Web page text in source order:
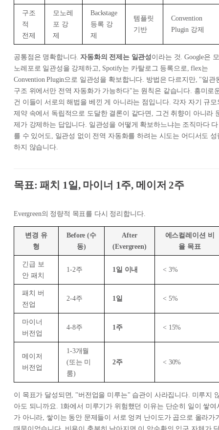
구조
적
전제
모노레
포 강
제
Backstage
등록 강
제
템플릿
기반
Convention
Plugin 강제
공통점은 명확합니다.자동화의 전제는 일관성이라는 것. Google은 모
노레포로 일관성을 강제하고, Spotify는 카탈로그 등록으로, flex는
Convention Plugin으로 일관성을 확보합니다. 방법은 다르지만, "일관
구조 위에서만 전역 자동화가 가능하다"는 원칙은 같습니다. 흥미로
건 이들이 서로의 해법을 베낀 게 아니라는 점입니다. 각자 자기 규모
제약 속에서 독립적으로 도달한 결론이 같다면, 그건 취향이 아니라
제가 강제하는 답입니다. 일관성을 어떻게 확보하느냐는 조직마다 다
를 수 있어도, 일관성 없이 전역 자동화를 하려는 시도는 어디서도 성
하지 않습니다.
목표: 패치 1일, 마이너 1주, 메이저 2주
Evergreen의 정량적 목표를 다시 정리합니다.
변경 유
형
Before (수
동)
After
(Evergreen)
에스컬레이션 비
율 목표
긴급 보
안 패치
1-2주 1일 이내 < 3%
패치 버
전업
2-4주 1일 < 5%
마이너
버전업
4-8주 1주 < 15%
메이저
버전업
1-3개월
(또는 미
룸)
2주 < 30%
이 목표가 달성되면, "버전업을 미루는" 습관이 사라집니다. 미루지
아도 되니까요. 1화에서 미루기가 위험했던 이유는 단순히 일이 쌓여
가 아니라, 쌓이는 동안 문제들이 서로 엉켜 난이도가 곱으로 올라가